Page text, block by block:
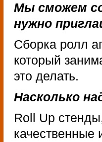
Мы сможем
нужно
Сборка ролл
который
это делать.
Насколько
Roll Up
качественные